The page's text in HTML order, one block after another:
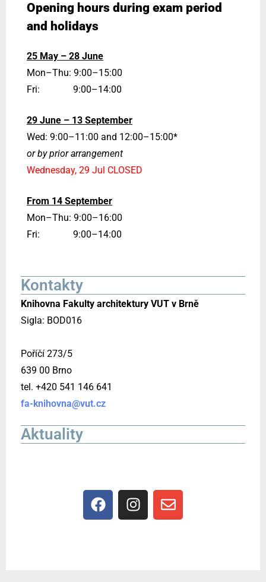
Opening hours during exam period
and holidays
25 May – 28 June
Mon–Thu: 9:00–15:00
Fri: 9:00–14:00
29 June – 13 September
Wed: 9:00–11:00 and 12:00–15:00*
or by prior arrangement
Wednesday, 29 Jul CLOSED
From 14 September
Mon–Thu: 9:00–16:00
Fri: 9:00–14:00
Kontakty
Knihovna Fakulty architektury VUT v Brně
Sigla: BOD016
Poříčí 273/5
639 00 Brno
tel. +420 541 146 641
fa-knihovna@vut.cz
Aktuality